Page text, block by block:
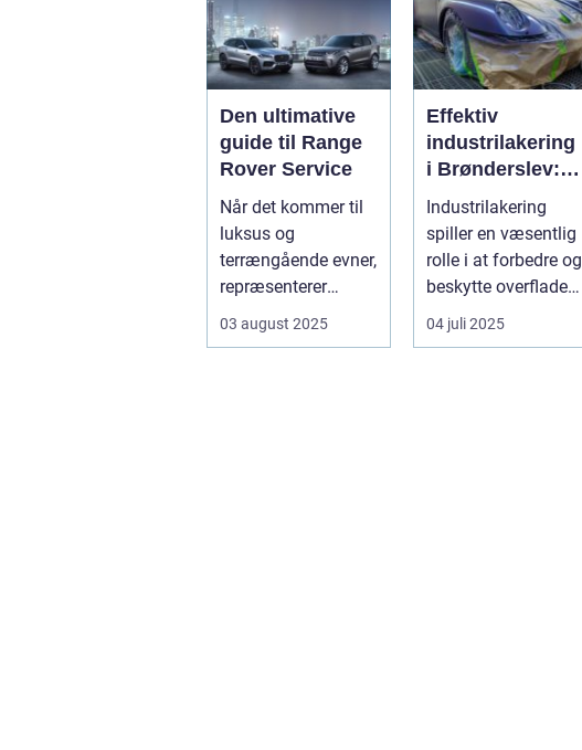
Den ultimative
guide til Range
Rover Service
Når det kommer til
luksus og
terrængående evner,
repræsenterer
03 august 2025
Effektiv
industrilakering
i Brønderslev:
En
dybdegående
guide
Industrilakering
spiller en væsentlig
rolle i at forbedre og
beskytte overflader i
forskellige...
04 juli 2025